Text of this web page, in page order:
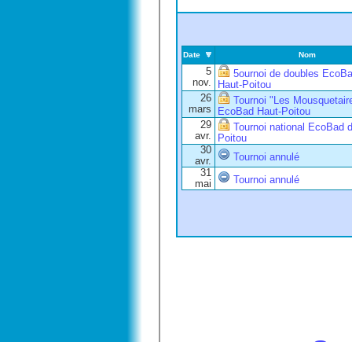
Date Nom
5
nov.
5ournoi de doubles
Haut-Poitou
26
mars
Tournoi "Les
EcoBad Haut-Poitou
29
avr.
Tournoi national EcoBad
Poitou
30
avr.
Tournoi annulé
31
mai
Tournoi annulé